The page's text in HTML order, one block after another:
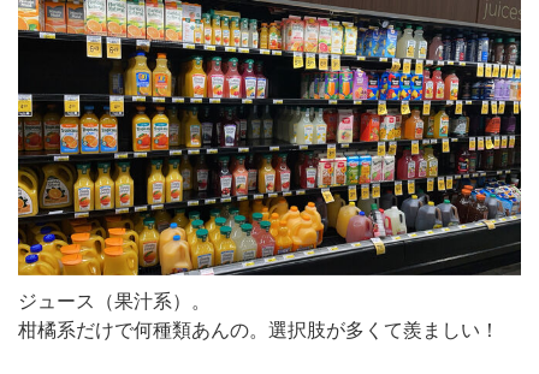
ジュース（果汁系）。
柑橘系だけで何種類あんの。選択肢が多くて羨ましい！